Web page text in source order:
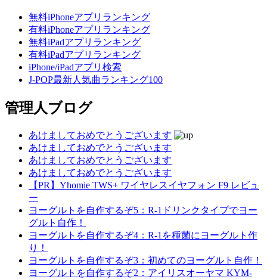
無料iPhoneアプリランキング
有料iPhoneアプリランキング
無料iPadアプリランキング
有料iPadアプリランキング
iPhone/iPadアプリ検索
J-POP最新人気曲ランキング100
管理人ブログ
あけましておめでとうございます
あけましておめでとうございます
あけましておめでとうございます
あけましておめでとうございます
【PR】Yhomie TWS+ ワイヤレスイヤフォン F9 レビュ
ー
ヨーグルトを自作するぞ5：R-1ドリンクタイプでヨー
グルト自作！
ヨーグルトを自作するぞ4：R-1を種菌にヨーグルト作
り！
ヨーグルトを自作するぞ3：初めてのヨーグルト自作！
ヨーグルトを自作するぞ2：アイリスオーヤマ KYM-